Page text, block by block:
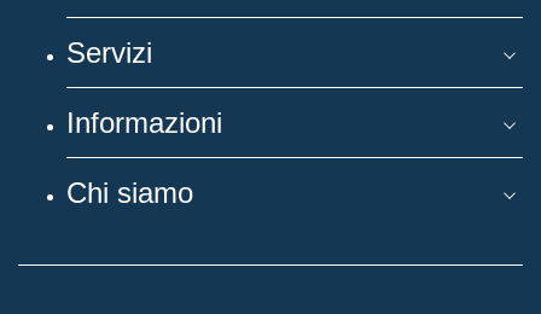
Servizi
Informazioni
Chi siamo